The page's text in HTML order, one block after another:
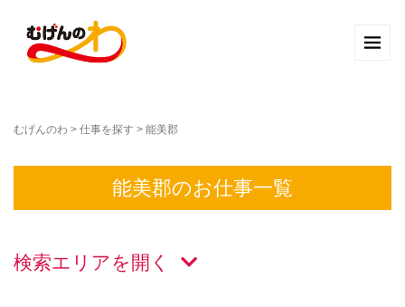
むげんのわ > 仕事を探す > 能美郡
能美郡のお仕事一覧
検索エリアを